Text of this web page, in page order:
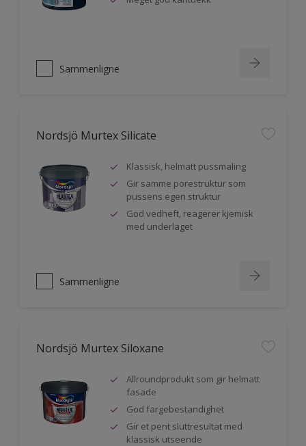
Sammenligne
Nordsjö Murtex Silicate
Klassisk, helmatt pussmaling
Gir samme porestruktur som
pussens egen struktur
God vedheft, reagerer kjemisk
med underlaget
Sammenligne
Nordsjö Murtex Siloxane
Allroundprodukt som gir helmatt
fasade
God fargebestandighet
Gir et pent sluttresultat med
klassisk utseende